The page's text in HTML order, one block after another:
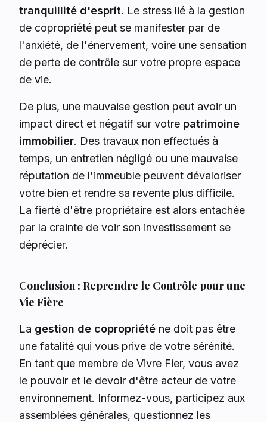
tranquillité d'esprit. Le stress lié à la gestion
de copropriété peut se manifester par de
l'anxiété, de l'énervement, voire une sensation
de perte de contrôle sur votre propre espace
de vie.
De plus, une mauvaise gestion peut avoir un
impact direct et négatif sur votre patrimoine
immobilier. Des travaux non effectués à
temps, un entretien négligé ou une mauvaise
réputation de l'immeuble peuvent dévaloriser
votre bien et rendre sa revente plus difficile.
La fierté d'être propriétaire est alors entachée
par la crainte de voir son investissement se
déprécier.
Conclusion : Reprendre le Contrôle pour une
Vie Fière
La gestion de copropriété ne doit pas être
une fatalité qui vous prive de votre sérénité.
En tant que membre de Vivre Fier, vous avez
le pouvoir et le devoir d'être acteur de votre
environnement. Informez-vous, participez aux
assemblées générales, questionnez les